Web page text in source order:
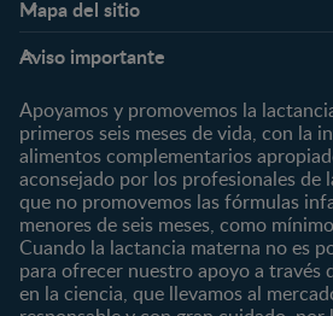
Expertos en Nutrición
Preguntas Frecuentes
¿Quiénes somos?
Marcas y productos
Nuestros Productos
Nuestras Marcas
Mapa del sitio
Preconcepción
Embarazo
Posparto
0 a 4 meses
4 a 6 meses
6 a 8 meses
8 a 12 meses
12 a 24 meses
Nutrición
Salud
Vida en
Aviso importante
Apoyamos y promovemos la
primeros seis meses de vida, con la
alimentos complementarios
aconsejado por los profesionales de
que no promovemos las fórmulas
menores de seis meses, como
Cuando la lactancia materna no es
para ofrecer nuestro apoyo a través
en la ciencia, que llevamos al